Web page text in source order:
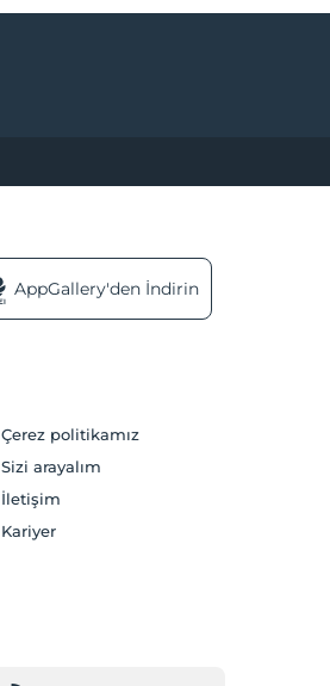
AppGallery'den İndirin
Çerez politikamız
Sizi arayalım
İletişim
Kariyer